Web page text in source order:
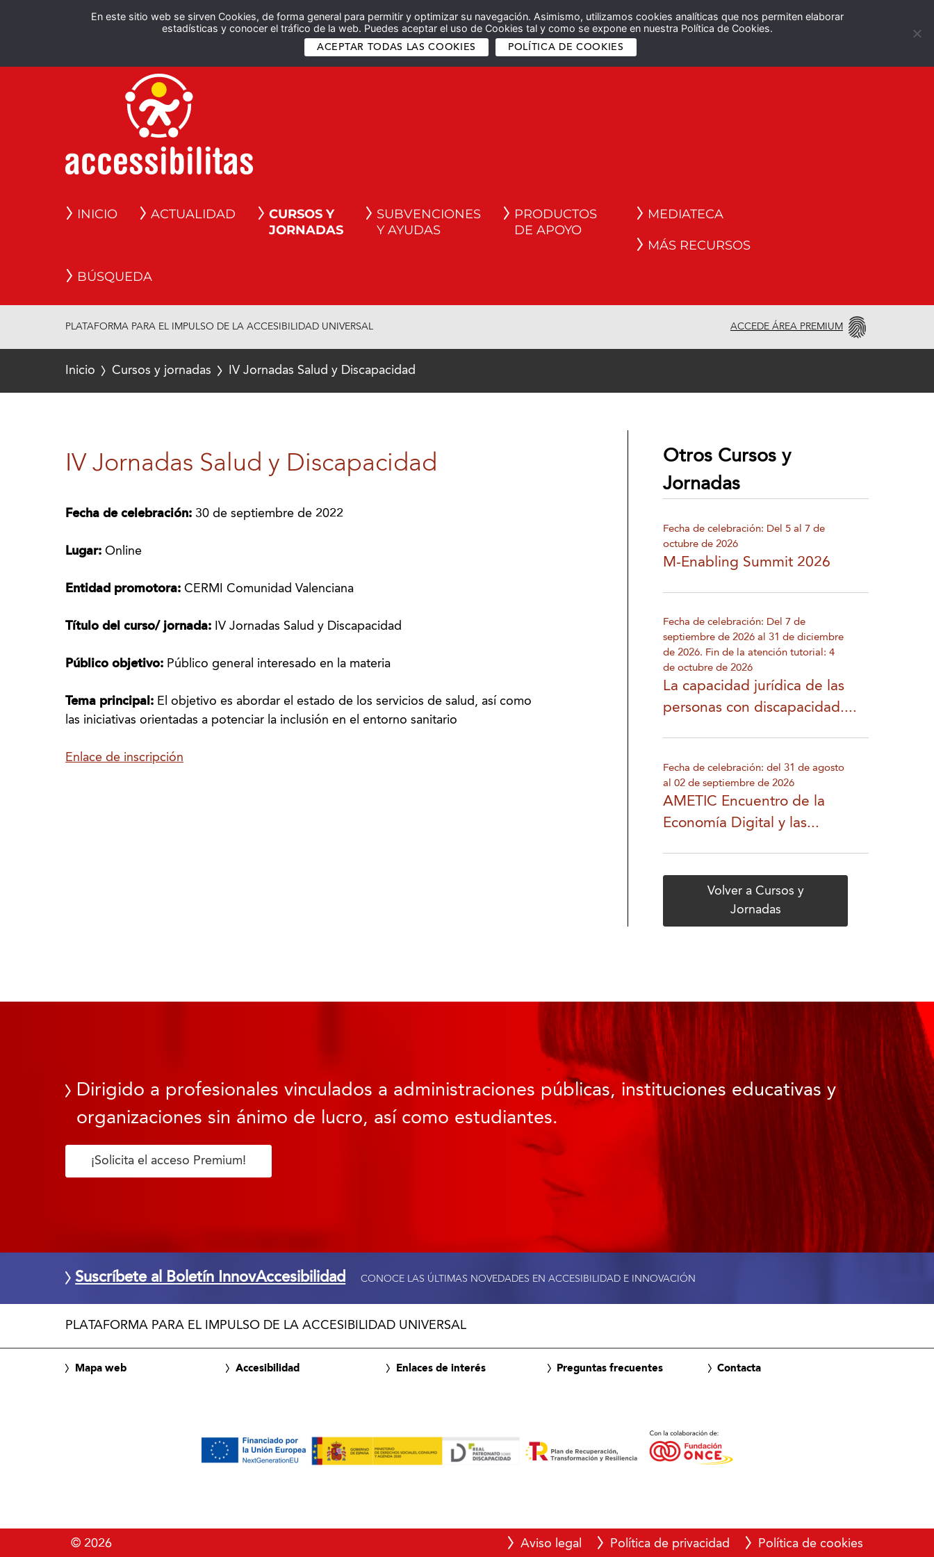
En este sitio web se sirven Cookies, de forma general para permitir y optimizar su navegación. Asimismo, utilizamos cookies analíticas que nos permiten elaborar
estadísticas y conocer el tráfico de la web. Puedes aceptar el uso de Cookies tal y como se expone en nuestra Política de Cookies.
ACEPTAR TODAS LAS COOKIES POLÍTICA DE COOKIES
Español English
INICIO ACTUALIDAD
CURSOS Y
JORNADAS
SUBVENCIONES
Y AYUDAS
PRODUCTOS
DE APOYO
MEDIATECA
MÁS RECURSOS
BÚSQUEDA
PLATAFORMA PARA EL IMPULSO DE LA ACCESIBILIDAD UNIVERSAL ACCEDE ÁREA PREMIUM
Inicio Cursos y jornadas IV Jornadas Salud y Discapacidad
IV Jornadas Salud y Discapacidad
Fecha de celebración:30 de septiembre de 2022
Lugar:Online
Entidad promotora:CERMI Comunidad Valenciana
Título del curso/ jornada: IV Jornadas Salud y Discapacidad
Público objetivo: Público general interesado en la materia
Tema principal: El objetivo es abordar el estado de los servicios de salud, así como
las iniciativas orientadas a potenciar la inclusión en el entorno sanitario
Enlace de inscripción
Otros Cursos y
Jornadas
Fecha de celebración: Del 5 al 7 de
octubre de 2026
M-Enabling Summit 2026
Fecha de celebración: Del 7 de
septiembre de 2026 al 31 de diciembre
de 2026. Fin de la atención tutorial: 4
de octubre de 2026
La capacidad jurídica de las
personas con discapacidad....
Fecha de celebración: del 31 de agosto
al 02 de septiembre de 2026
AMETIC Encuentro de la
Economía Digital y las...
Volver a Cursos y
Jornadas
Dirigido a profesionales vinculados a administraciones públicas, instituciones educativas y
organizaciones sin ánimo de lucro, así como estudiantes.
¡Solicita el acceso Premium!
Suscríbete al Boletín InnovAccesibilidad CONOCE LAS ÚLTIMAS NOVEDADES EN ACCESIBILIDAD E INNOVACIÓN
PLATAFORMA PARA EL IMPULSO DE LA ACCESIBILIDAD UNIVERSAL
Mapa web Accesibilidad Enlaces de interés Preguntas frecuentes Contacta
© 2026 Aviso legal Política de privacidad Política de cookies